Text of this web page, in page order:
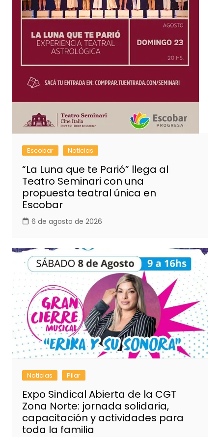
Escobar Noticias
“La Luna que te Parió” llega al
Teatro Seminari con una
propuesta teatral única en
Escobar
6 de agosto de 2026
Noticias Pilar
Expo Sindical Abierta de la CGT
Zona Norte: jornada solidaria,
capacitación y actividades para
toda la familia